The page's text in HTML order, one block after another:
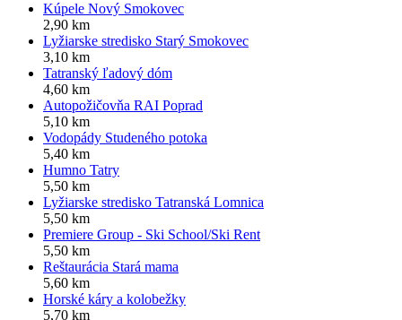
Kúpele Nový Smokovec
2,90 km
Lyžiarske stredisko Starý Smokovec
3,10 km
Tatranský ľadový dóm
4,60 km
Autopožičovňa RAI Poprad
5,10 km
Vodopády Studeného potoka
5,40 km
Humno Tatry
5,50 km
Lyžiarske stredisko Tatranská Lomnica
5,50 km
Premiere Group - Ski School/Ski Rent
5,50 km
Reštaurácia Stará mama
5,60 km
Horské káry a kolobežky
5,70 km